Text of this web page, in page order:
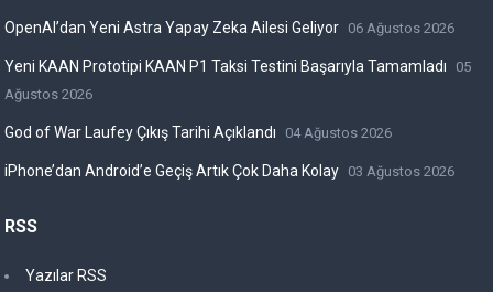
OpenAI’dan Yeni Astra Yapay Zeka Ailesi Geliyor 06 Ağustos 2026
Yeni KAAN Prototipi KAAN P1 Taksi Testini Başarıyla Tamamladı
05
Ağustos 2026
God of War Laufey Çıkış Tarihi Açıklandı 04 Ağustos 2026
iPhone’dan Android’e Geçiş Artık Çok Daha Kolay 03 Ağustos 2026
RSS
Yazılar RSS